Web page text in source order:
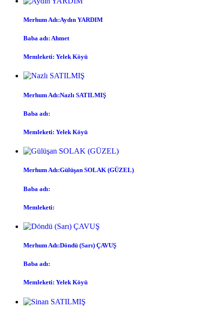
Merhum Adı:Aydın YARDIM
Baba adı: Ahmet
Memleketi: Yelek Köyü
Merhum Adı:Nazlı SATILMIŞ
Baba adı:
Memleketi: Yelek Köyü
Merhum Adı:Gülüşan SOLAK (GÜZEL)
Baba adı:
Memleketi:
Merhum Adı:Döndü (Sarı) ÇAVUŞ
Baba adı:
Memleketi: Yelek Köyü